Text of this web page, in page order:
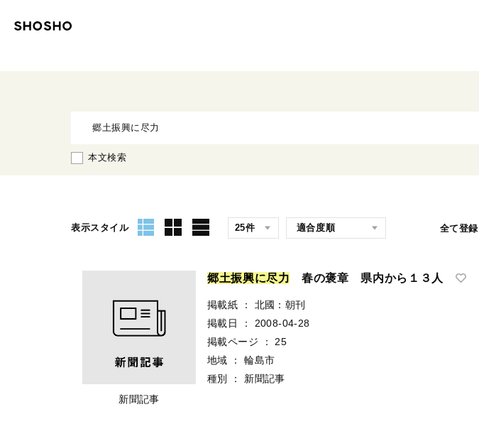
本文検索
表示スタイル 全て登録
新聞記事
郷土振興に尽力 春の褒章 県内から１３人
掲載紙 ：
北國：朝刊
掲載日
：
2008-04-28
掲載ページ
：
25
地域
：
輪島市
種別
： 新聞記事